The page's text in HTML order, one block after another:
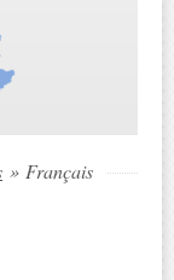
» Français